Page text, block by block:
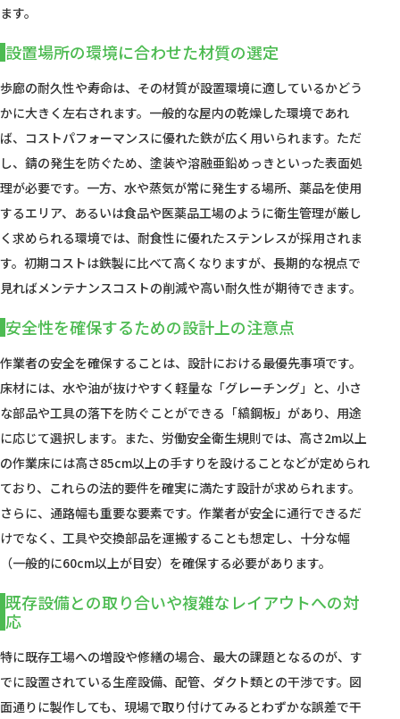
ます。
設置場所の環境に合わせた材質の選定
歩廊の耐久性や寿命は、その材質が設置環境に適しているかどう
かに大きく左右されます。一般的な屋内の乾燥した環境であれ
ば、コストパフォーマンスに優れた鉄が広く用いられます。ただ
し、錆の発生を防ぐため、塗装や溶融亜鉛めっきといった表面処
理が必要です。一方、水や蒸気が常に発生する場所、薬品を使用
するエリア、あるいは食品や医薬品工場のように衛生管理が厳し
く求められる環境では、耐食性に優れたステンレスが採用されま
す。初期コストは鉄製に比べて高くなりますが、長期的な視点で
見ればメンテナンスコストの削減や高い耐久性が期待できます。
安全性を確保するための設計上の注意点
作業者の安全を確保することは、設計における最優先事項です。
床材には、水や油が抜けやすく軽量な「グレーチング」と、小さ
な部品や工具の落下を防ぐことができる「縞鋼板」があり、用途
に応じて選択します。また、労働安全衛生規則では、高さ2m以上
の作業床には高さ85cm以上の手すりを設けることなどが定められ
ており、これらの法的要件を確実に満たす設計が求められます。
さらに、通路幅も重要な要素です。作業者が安全に通行できるだ
けでなく、工具や交換部品を運搬することも想定し、十分な幅
（一般的に60cm以上が目安）を確保する必要があります。
既存設備との取り合いや複雑なレイアウトへの対
応
特に既存工場への増設や修繕の場合、最大の課題となるのが、す
でに設置されている生産設備、配管、ダクト類との干渉です。図
面通りに製作しても、現場で取り付けてみるとわずかな誤差で干